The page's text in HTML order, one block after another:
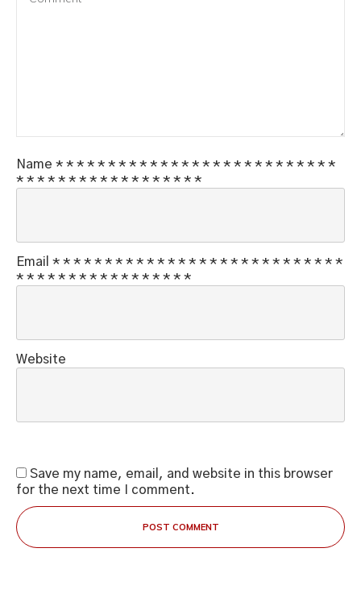
Name * * * * * * * * * * * * * * * * * * * * * * * * * * *
* * * * * * * * * * * * * * * * * *
Email * * * * * * * * * * * * * * * * * * * * * * * * * * * *
* * * * * * * * * * * * * * * * *
Website
Save my name, email, and website in this browser
for the next time I comment.
POST COMMENT